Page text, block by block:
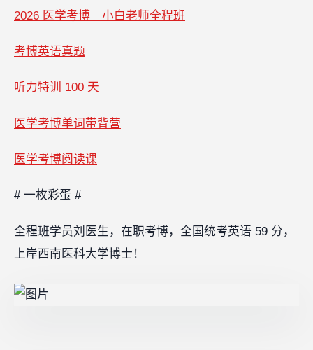
2026 医学考博｜小白老师全程班
考博英语真题
听力特训 100 天
医学考博单词带背营
医学考博阅读课
# 一枚彩蛋 #
全程班学员刘医生，在职考博，全国统考英语 59 分，
上岸西南医科大学博士！